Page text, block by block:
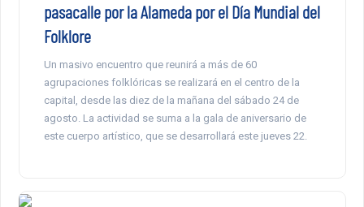
pasacalle por la Alameda por el Día Mundial del
Folklore
Un masivo encuentro que reunirá a más de 60
agrupaciones folklóricas se realizará en el centro de la
capital, desde las diez de la mañana del sábado 24 de
agosto. La actividad se suma a la gala de aniversario de
este cuerpo artístico, que se desarrollará este jueves 22.